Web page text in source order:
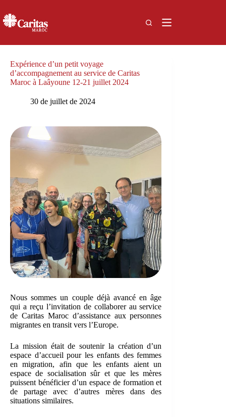
au
contenu
Expérience d’un petit voyage
d’accompagnement au service de Caritas
Maroc à Laâyoune 12-21 juillet 2024
30 de juillet de 2024
Nous sommes un couple déjà avancé en âge
qui a reçu l’invitation de collaborer au service
de Caritas Maroc d’assistance aux personnes
migrantes en transit vers l’Europe.
La mission était de soutenir la création d’un
espace d’accueil pour les enfants des femmes
en migration, afin que les enfants aient un
espace de socialisation sûr et que les mères
puissent bénéficier d’un espace de formation et
de partage avec d’autres mères dans des
situations similaires.